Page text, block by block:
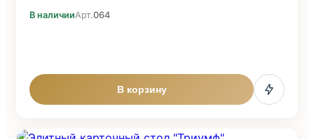
В наличииАрт.064
В корзину